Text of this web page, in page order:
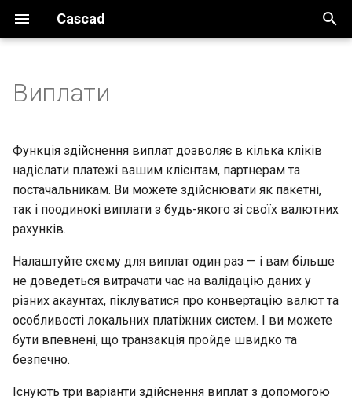
Cascad
и
а
з
а
ц
и
я
Введення
Огляд системи
Базові налаштування
Прийом платежів
Виплати
Запуск
Безпека
Основні налаштування
Налаштування безпеки
Сесії
Основні налаштування
Контроль доступу
Доступи до API
Огляд
Базові налаштування
Ініціювання платежу
Обробка платежу
Зберігання та токенізація
даних
Повернення коштів
Огляд
Створення пакетної
виплати
Огляд
Швидкий запуск
Огляд інтеграції
Способи інтеграції
Довідник інтеграції
Діагностика проблем
Інструменти
Автентифікація
Акаунт
Платежі
Host-to-host
Токенізація
Виплати
За токеном
Обробка виплати
Callbacks
Тестування
Виплати
Функція здійснення виплат дозволяє в кілька кліків
надіслати платежі вашим клієнтам, партнерам та
постачальникам. Ви можете здійснювати як пакетні,
так і поодинокі виплати з будь-якого зі своїх валютних
рахунків.
Налаштуйте схему для виплат один раз — і вам більше
не доведеться витрачати час на валідацію даних у
різних акаунтах, піклуватися про конвертацію валют та
особливості локальних платіжних систем. І ви можете
бути впевнені, що транзакція пройде швидко та
безпечно.
Існують три варіанти здійснення виплат з допомогою